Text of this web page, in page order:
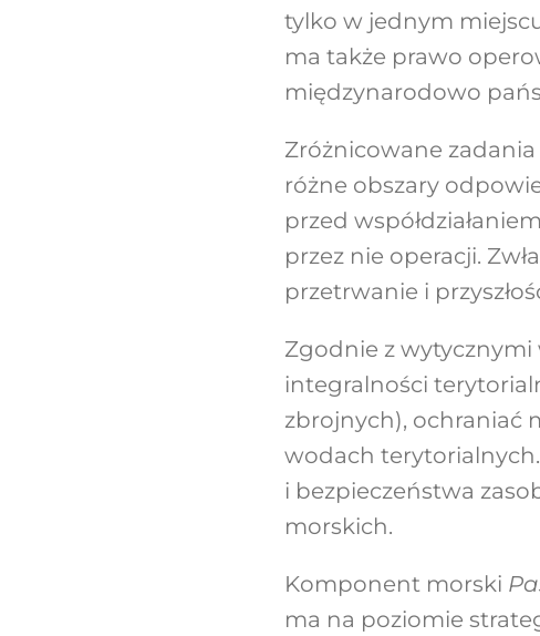
tylko w jednym
ma także prawo
międzynarodowo
Zróżnicowane
różne obszary
przed
przez nie operacji.
przetrwanie i
Zgodnie z wytycznymi
integralności
zbrojnych), ochraniać
wodach
i bezpieczeństwa
morskich.
Komponent morski
ma na poziomie